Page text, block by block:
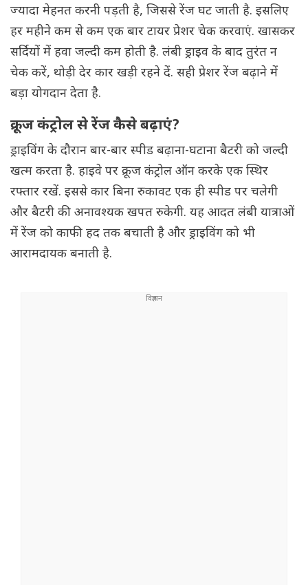
ज्यादा मेहनत करनी पड़ती है, जिससे रेंज घट जाती है. इसलिए
हर महीने कम से कम एक बार टायर प्रेशर चेक करवाएं. खासकर
सर्दियों में हवा जल्दी कम होती है. लंबी ड्राइव के बाद तुरंत न
चेक करें, थोड़ी देर कार खड़ी रहने दें. सही प्रेशर रेंज बढ़ाने में
बड़ा योगदान देता है.
क्रूज कंट्रोल से रेंज कैसे बढ़ाएं?
ड्राइविंग के दौरान बार-बार स्पीड बढ़ाना-घटाना बैटरी को जल्दी
खत्म करता है. हाइवे पर क्रूज कंट्रोल ऑन करके एक स्थिर
रफ्तार रखें. इससे कार बिना रुकावट एक ही स्पीड पर चलेगी
और बैटरी की अनावश्यक खपत रुकेगी. यह आदत लंबी यात्राओं
में रेंज को काफी हद तक बचाती है और ड्राइविंग को भी
आरामदायक बनाती है.